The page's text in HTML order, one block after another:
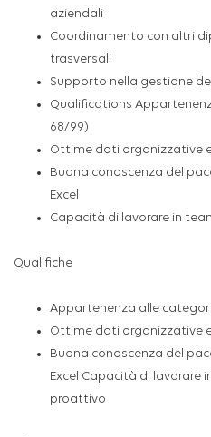
aziendali
Coordinamento con altri
trasversali
Supporto nella gestione
Qualifications
68/99)
Ottime doti organizzative
Buona conoscenza del
Excel
Capacità di lavorare in
Qualifiche
Appartenenza alle
Ottime doti organizzative
Buona conoscenza del
Excel Capacità di lavorare
proattivo